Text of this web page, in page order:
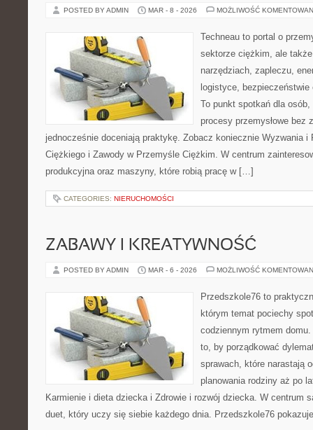
POSTED BY ADMIN MAR - 8 - 2026 MOŻLIWOŚĆ
Techneau to portal o
sektorze ciężkim, ale
narzędziach, zapleczu,
logistyce,
To punkt spotkań dla
procesy przemysłowe bez
jednocześnie doceniają praktykę. Zobacz koniecznie Wyzwania i
Ciężkiego i Zawody w Przemyśle Ciężkim. W centrum
produkcyjna oraz maszyny, które robią pracę w […]
CATEGORIES: NIERUCHOMOŚCI
ZABAWY I KREATYWNOŚĆ
POSTED BY ADMIN MAR - 6 - 2026 MOŻLIWOŚĆ
Przedszkole76 to
którym temat pociechy
codziennym rytmem
to, by porządkować
sprawach, które narastają
planowania rodziny aż po
Karmienie i dieta dziecka i Zdrowie i rozwój dziecka. W centrum
duet, który uczy się siebie każdego dnia. Przedszkole76